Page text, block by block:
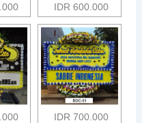
IDR 600.000
IDR 700.000